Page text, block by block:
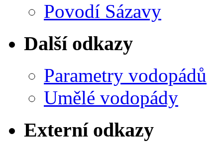
Povodí Sázavy
Další odkazy
Parametry vodopádů
Umělé vodopády
Externí odkazy